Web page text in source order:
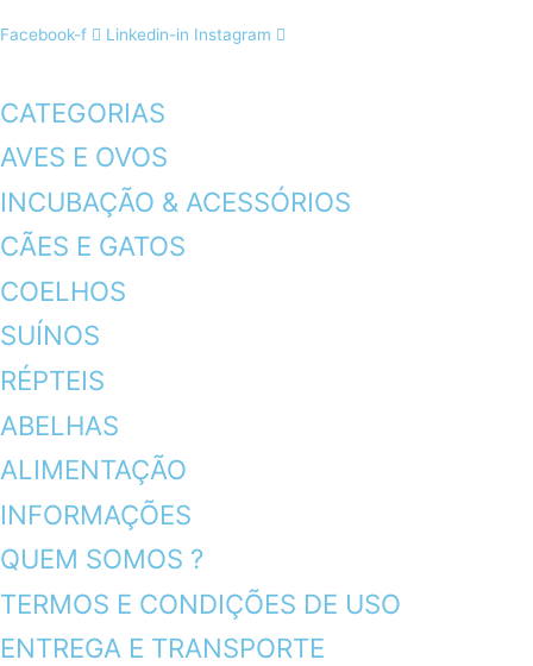
Facebook-f Linkedin-in Instagram
CATEGORIAS
AVES E OVOS
INCUBAÇÃO & ACESSÓRIOS
CÃES E GATOS
COELHOS
SUÍNOS
RÉPTEIS
ABELHAS
ALIMENTAÇÃO
INFORMAÇÕES
QUEM SOMOS ?
TERMOS E CONDIÇÕES DE USO
ENTREGA E TRANSPORTE